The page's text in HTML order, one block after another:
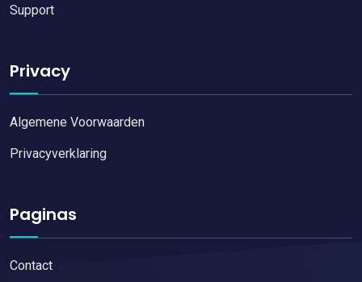
Support
Privacy
Algemene Voorwaarden
Privacyverklaring
Paginas
Contact